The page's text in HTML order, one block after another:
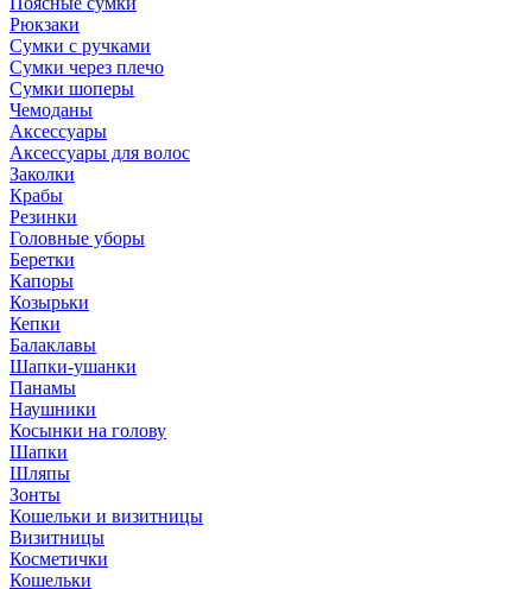
Рюкзаки
Сумки с ручками
Сумки через плечо
Сумки шоперы
Чемоданы
Аксессуары
Аксессуары для волос
Заколки
Крабы
Резинки
Головные уборы
Беретки
Капоры
Козырьки
Кепки
Балаклавы
Шапки-ушанки
Панамы
Наушники
Косынки на голову
Шапки
Шляпы
Зонты
Кошельки и визитницы
Визитницы
Косметички
Кошельки